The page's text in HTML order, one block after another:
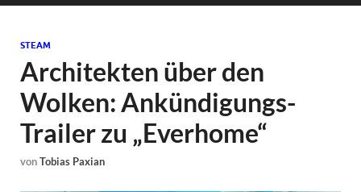
News
STEAM
Architekten über den
Wolken: Ankündigungs-
Trailer zu „Everhome“
vonTobias Paxian